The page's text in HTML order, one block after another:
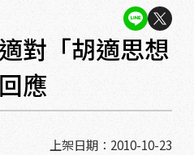
對「胡適思想
應
上架日期：2010-10-23